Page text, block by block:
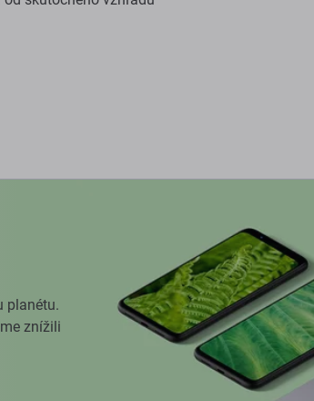
planétu.
znížili